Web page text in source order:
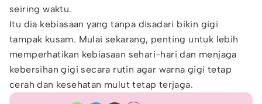
seiring waktu.
Itu dia kebiasaan yang tanpa disadari bikin gigi
tampak kusam. Mulai sekarang, penting untuk lebih
memperhatikan kebiasaan sehari-hari dan menjaga
kebersihan gigi secara rutin agar warna gigi tetap
cerah dan kesehatan mulut tetap terjaga.